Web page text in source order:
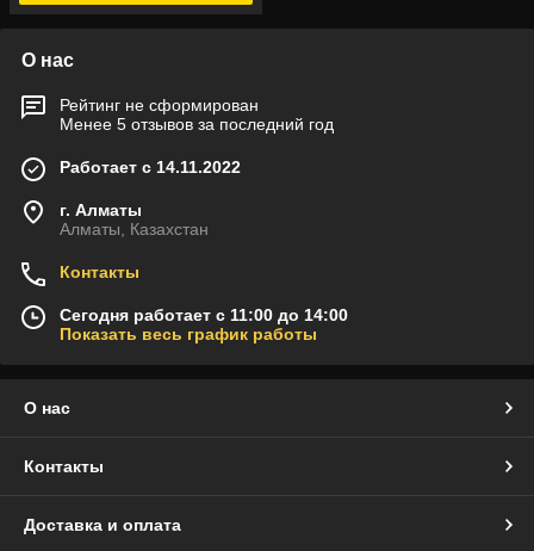
О нас
Рейтинг не сформирован
Менее 5 отзывов за последний год
Работает с 14.11.2022
г. Алматы
Алматы, Казахстан
Контакты
Сегодня работает с 11:00 до 14:00
Показать весь график работы
О нас
Контакты
Доставка и оплата